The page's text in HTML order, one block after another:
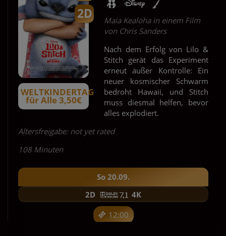
2D
WELTKINDERTAG
für Alle 3,50€
Maia Kealoha in einem Film
von Chris Sanders
Nach dem Erfolg von Lilo &
Stitch gerät das Experiment
erneut außer Kontrolle: Ein
neuer kosmischer Schwarm
bedroht Hawaii, und Stitch
muss diesmal helfen, bevor
alles explodiert.
Altersfreigabe: not yet rated
108 Minuten
So 20.09.
12:00
2D 4K